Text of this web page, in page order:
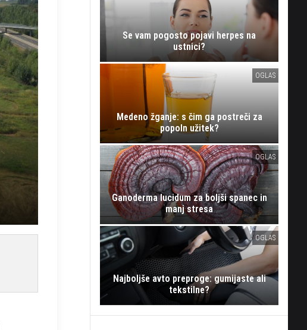
Se vam pogosto pojavi herpes na
ustnici?
OGLAS
Medeno žganje: s čim ga postreči za
popoln užitek?
OGLAS
Ganoderma lucidum za boljši spanec in
manj stresa
OGLAS
Najboljše avto preproge: gumijaste ali
tekstilne?